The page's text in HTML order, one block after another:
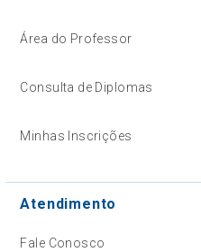
Área do Professor
Consulta de Diplomas
Minhas Inscrições
Atendimento
Fale Conosco